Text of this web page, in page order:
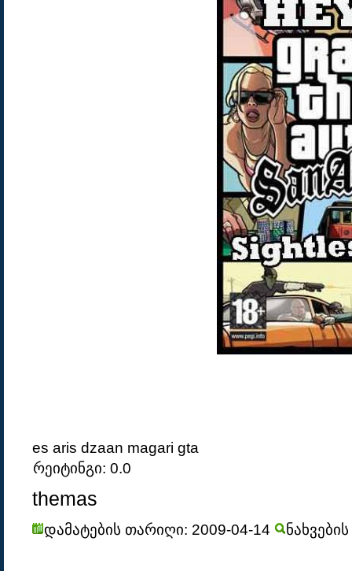
es aris dzaan magari gta
რეიტინგი: 0.0
themas
დამატების თარიღი: 2009-04-14